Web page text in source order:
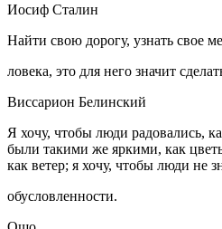
Иосиф Сталин
Найти свою дорогу, узнать свое
ловека, это для него значит
Виссарион Белинский
Я хочу, чтобы люди радовались,
были такими же яркими, как
как ветер; я хочу, чтобы люди не
обусловленности.